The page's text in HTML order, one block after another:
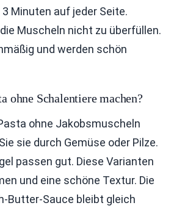
Minuten auf jeder Seite.
Muscheln nicht zu überfüllen.
und werden schön
ohne Schalentiere machen?
ohne Jakobsmuscheln
sie durch Gemüse oder Pilze.
passen gut. Diese Varianten
und eine schöne Textur. Die
Butter-Sauce bleibt gleich